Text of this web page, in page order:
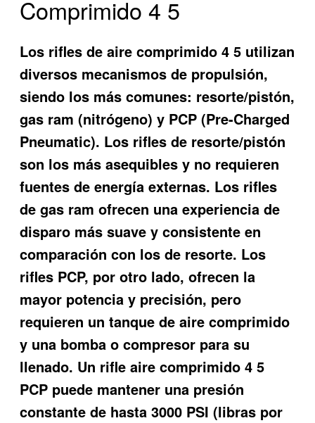
Comprimido 4 5
Los rifles de aire comprimido 4 5 utilizan
diversos mecanismos de propulsión,
siendo los más comunes: resorte/pistón,
gas ram (nitrógeno) y PCP (Pre-Charged
Pneumatic). Los rifles de resorte/pistón
son los más asequibles y no requieren
fuentes de energía externas. Los rifles
de gas ram ofrecen una experiencia de
disparo más suave y consistente en
comparación con los de resorte. Los
rifles PCP, por otro lado, ofrecen la
mayor potencia y precisión, pero
requieren un tanque de aire comprimido
y una bomba o compresor para su
llenado. Un rifle aire comprimido 4 5
PCP puede mantener una presión
constante de hasta 3000 PSI (libras por